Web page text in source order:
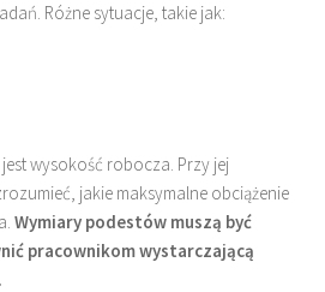
Różne sytuacje, takie jak:
wysokość robocza. Przy jej
jakie maksymalne obciążenie
Wymiary podestów muszą być
pracownikom wystarczającą